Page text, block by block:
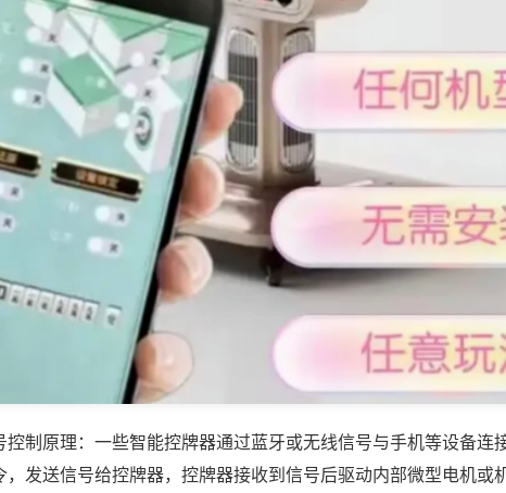
控制原理：一些智能控牌器通过蓝牙或无线信号与手机等设备连
，发送信号给控牌器，控牌器接收到信号后驱动内部微型电机或